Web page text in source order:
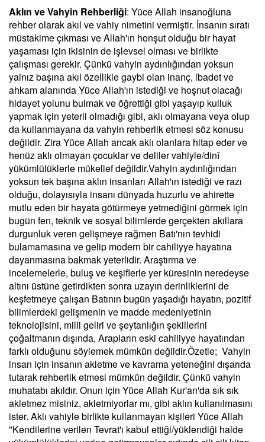
Aklın ve Vahyin Rehberliği: Yüce Allah insanoğluna
rehber olarak akıl ve vahiy nimetini vermiştir. İnsanın sıratı
müstakime çıkması ve Allah'ın honşut olduğu bir hayat
yaşaması için ikisinin de işlevsel olması ve birlikte
çalışması gerekir. Çünkü vahyin aydınlığından yoksun
yalnız başına akıl özellikle gaybi olan inanç, ibadet ve
ahkam alanında Yüce Allah'ın istediği ve hoşnut olacağı
hidayet yolunu bulmak ve öğrettiği gibi yaşayıp kulluk
yapmak için yeterli olmadığı gibi, aklı olmayana veya olup
da kullanmayana da vahyin rehberlik etmesi söz konusu
değildir. Zira Yüce Allah ancak aklı olanlara hitap eder ve
henüz aklı olmayan çocuklar ve deliler vahiyle/dinî
yükümlülüklerle mükellef değildir.Vahyin aydınlığından
yoksun tek başına aklın insanları Allah'ın istediği ve razı
olduğu, dolayısıyla insanı dünyada huzurlu ve ahirette
mutlu eden bir hayata götürmeye yetmediğini görmek için
bugün fen, teknik ve sosyal bilimlerde gerçekten akıllara
durgunluk veren gelişmeye rağmen Batı'nın tevhidi
bulamamasına ve gelip modern bir cahiliyye hayatına
dayanmasına bakmak yeterlidir. Araştırma ve
incelemelerle, buluş ve keşiflerle yer küresinin neredeyse
altını üstüne getirdikten sonra uzayın derinliklerini de
keşfetmeye çalışan Batının bugün yaşadığı hayatın, pozitif
bilimlerdeki gelişmenin ve madde medeniyetinin
teknolojisini, milli geliri ve şeytanlığın şekillerini
çoğaltmanın dışında, Arapların eski cahiliyye hayatından
farklı olduğunu söylemek mümkün değildir.Özetle; Vahyin
insan için insanın akletme ve kavrama yeteneğini dışarıda
tutarak rehberlik etmesi mümkün değildir. Çünkü vahyin
muhatabı akıldır. Onun için Yüce Allah Kur'an'da sık sık
akletmez misiniz, akletmiyorlar mı, gibi aklın kullanılmasını
ister. Aklı vahiyle birlikte kullanmayan kişileri Yüce Allah
"Kendilerine verilen Tevrat'ı kabul ettiği/yüklendiği halde